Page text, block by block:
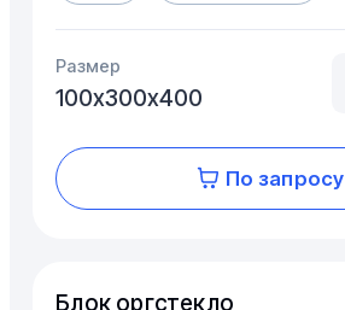
Размер
100х300х400
По запросу
Блок оргстекло